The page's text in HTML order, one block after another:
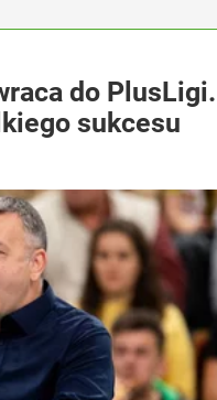
do PlusLigi.
sukcesu